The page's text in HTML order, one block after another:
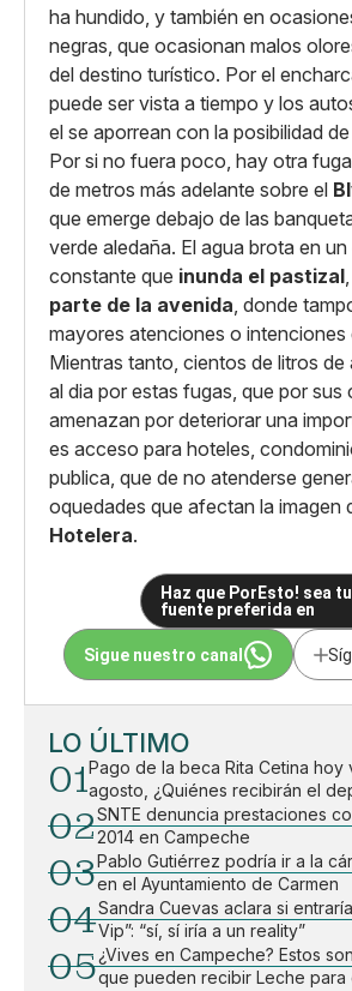
ha hundido, y también en
negras, que ocasionan malos
del destino turístico. Por el
puede ser vista a tiempo y los
el se aporrean con la posibilidad
Por si no fuera poco, hay otra
de metros más adelante sobre el
que emerge debajo de las
verde aledaña. El agua brota en
constante que inunda el pastizal
parte de la avenida, donde
mayores atenciones o intenciones
Mientras tanto, cientos de litros de
al dia por estas fugas, que por sus
amenazan por deteriorar una
es acceso para hoteles,
publica, que de no atenderse
oquedades que afectan la imagen
Hotelera.
Haz que PorEsto! sea tu
fuente preferida en
Sigue nuestro canal
LO ÚLTIMO
01Pago de la beca Rita Cetina hoy
agosto, ¿Quiénes recibirán el
02SNTE denuncia prestaciones
2014 en Campeche
03Pablo Gutiérrez podría ir a la
en el Ayuntamiento de Carmen
04Sandra Cuevas aclara si
Vip”: “sí, sí iría a un reality”
05¿Vives en Campeche? Estos
que pueden recibir Leche para